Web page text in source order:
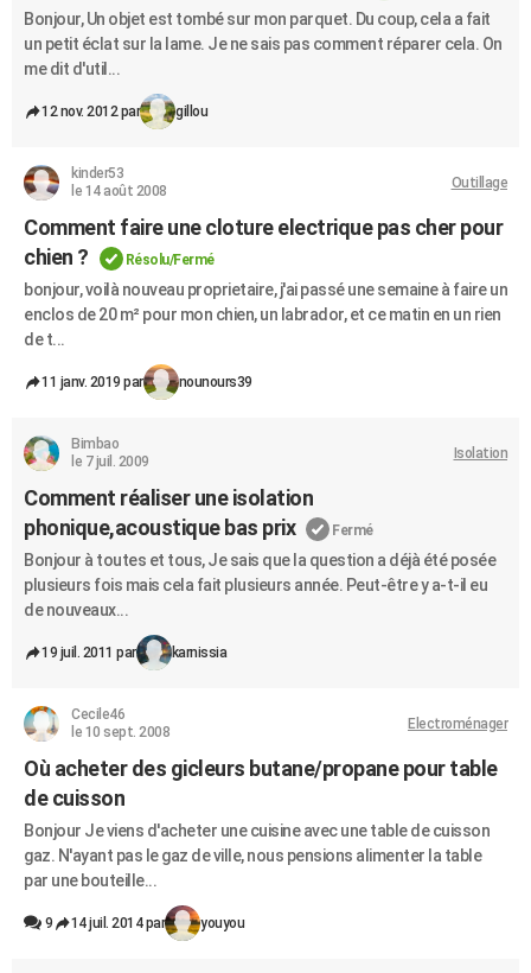
Bonjour, Un objet est tombé sur mon parquet. Du coup, cela a fait
un petit éclat sur la lame. Je ne sais pas comment réparer cela. On
me dit d'util...
12 nov. 2012 par gillou
kinder53
le 14 août 2008
Outillage
Comment faire une cloture electrique pas cher pour
chien ?
Résolu/Fermé
bonjour, voilà nouveau proprietaire, j'ai passé une semaine à faire un
enclos de 20 m² pour mon chien, un labrador, et ce matin en un rien
de t...
11 janv. 2019 par nounours39
Bimbao
le 7 juil. 2009
Isolation
Comment réaliser une isolation
phonique,acoustique bas prix
Fermé
Bonjour à toutes et tous, Je sais que la question a déjà été posée
plusieurs fois mais cela fait plusieurs année. Peut-être y a-t-il eu
de nouveaux...
19 juil. 2011 par karnissia
Cecile46
le 10 sept. 2008
Electroménager
Où acheter des gicleurs butane/propane pour table
de cuisson
Bonjour Je viens d'acheter une cuisine avec une table de cuisson
gaz. N'ayant pas le gaz de ville, nous pensions alimenter la table
par une bouteille...
9 14 juil. 2014 par youyou